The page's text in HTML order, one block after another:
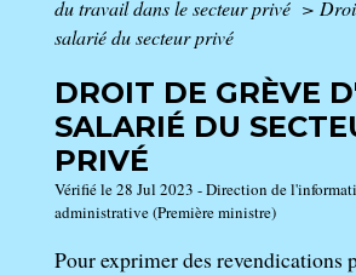
du travail dans le secteur privé >
salarié du secteur privé
DROIT DE GRÈVE
SALARIÉ DU
PRIVÉ
Vérifié le 28 Jul 2023 - Direction de
administrative (Première ministre)
Pour exprimer des revendications